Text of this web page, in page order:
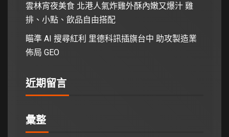
雲林宵夜美食 北港人氣炸雞外酥內嫩又爆汁 雞
排、小點、飲品自由搭配
瞄準 AI 搜尋紅利 里德科訊插旗台中 助攻製造業
佈局 GEO
近期留言
彙整